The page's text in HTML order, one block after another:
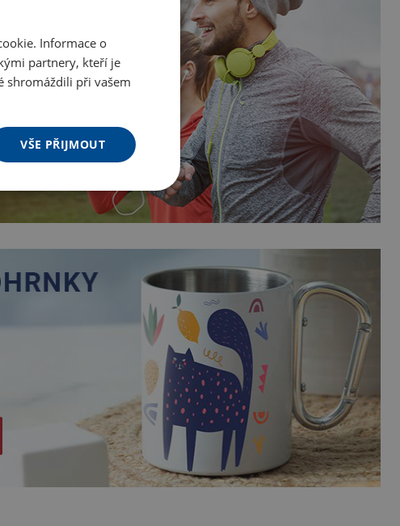
Informace o
partnery, kteří je
shromáždili při vašem
VŠE PŘIJMOUT